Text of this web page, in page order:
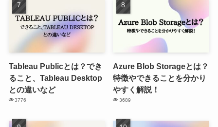
Tableau Publicとは？でき
ること、Tableau Desktop
との違いなど
3776
Azure Blob Storageとは？
特徴やできることを分かり
やすく解説！
3689